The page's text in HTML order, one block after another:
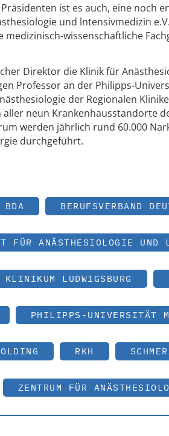
ist es auch, eine noch
und lntensivmedizin
wissenschaftliche
Direktor die Klinik für
Professor an der Philipps-
der Regionalen
neun Krankenhausstandorte
werden jährlich rund 60.000
durchgeführt.
BDA BERUFSVERBAND
FÜR ANÄSTHESIOLOGIE UND
KLINIKUM LUDWIGSBURG
PHILIPPS-UNIVERSITÄT
RKH
ZENTRUM FÜR